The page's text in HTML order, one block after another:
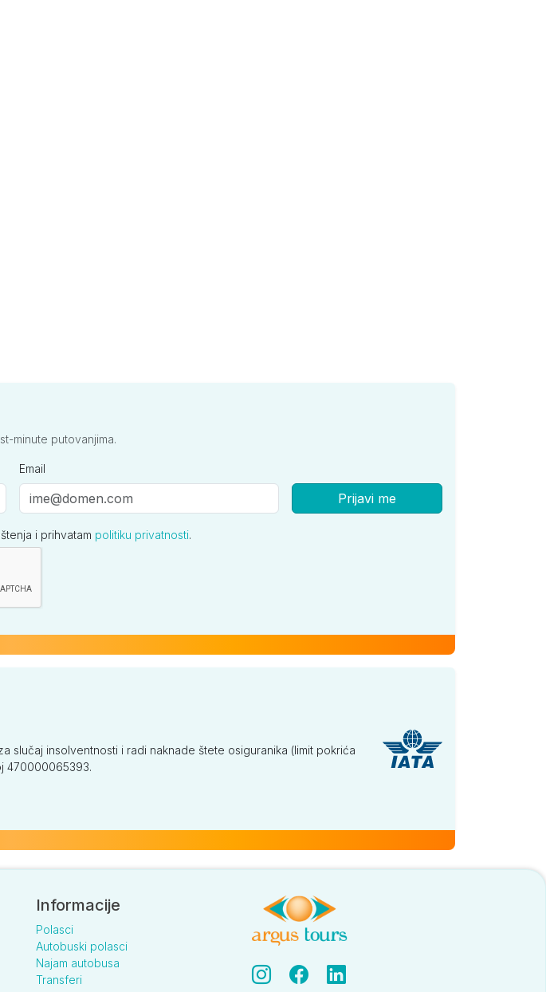
minute putovanjima.
Email
Prijavi me
i prihvatam politiku privatnosti.
slučaj insolventnosti i radi naknade štete osiguranika (limit pokrića
470000065393.
Informacije
Polasci
Autobuski polasci
Najam autobusa
Transferi